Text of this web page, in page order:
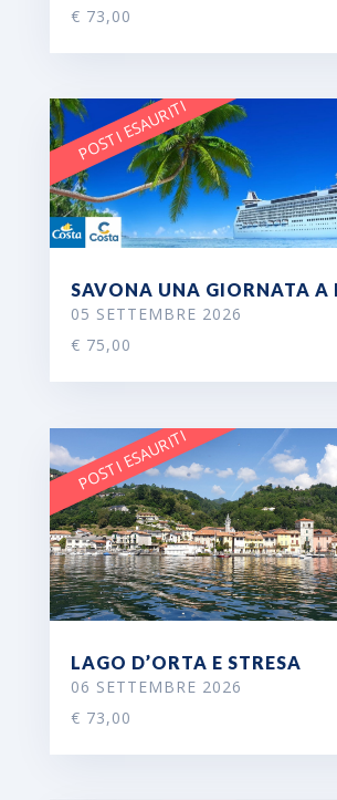
€ 73,00
SAVONA UNA GIORNATA A
05 SETTEMBRE 2026
€ 75,00
POSTI ESAURITI
LAGO D’ORTA E STRESA
06 SETTEMBRE 2026
€ 73,00
POSTI ESAURITI